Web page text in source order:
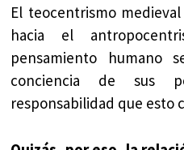
El teocentrismo
hacia el
pensamiento humano
conciencia de sus
responsabilidad que esto